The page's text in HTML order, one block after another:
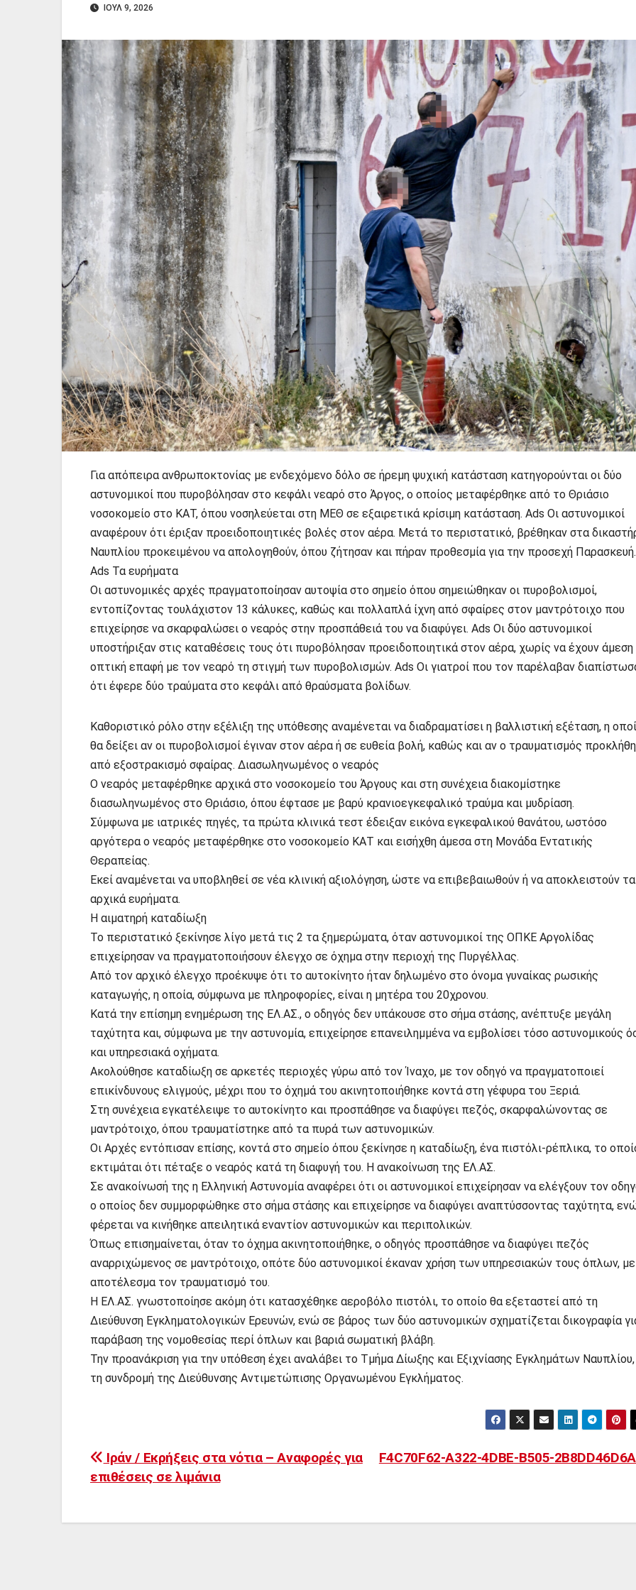
ΙΟΎΛ 9, 2026
Για απόπειρα ανθρωποκτονίας με ενδεχόμενο δόλο σε ήρεμη ψυχική κατάσταση κατηγορούνται οι δύο
αστυνομικοί που πυροβόλησαν στο κεφάλι νεαρό στο Άργος, ο οποίος μεταφέρθηκε από το Θριάσιο
νοσοκομείο στο ΚΑΤ, όπου νοσηλεύεται στη ΜΕΘ σε εξαιρετικά κρίσιμη κατάσταση. Ads Οι αστυνομικοί
αναφέρουν ότι έριξαν προειδοποιητικές βολές στον αέρα. Μετά το περιστατικό, βρέθηκαν στα
Ναυπλίου προκειμένου να απολογηθούν, όπου ζήτησαν και πήραν προθεσμία για την προσεχή Παρασκευή.
Ads Τα ευρήματα
Οι αστυνομικές αρχές πραγματοποίησαν αυτοψία στο σημείο όπου σημειώθηκαν οι πυροβολισμοί,
εντοπίζοντας τουλάχιστον 13 κάλυκες, καθώς και πολλαπλά ίχνη από σφαίρες στον μαντρότοιχο που
επιχείρησε να σκαρφαλώσει ο νεαρός στην προσπάθειά του να διαφύγει. Ads Οι δύο αστυνομικοί
υποστήριξαν στις καταθέσεις τους ότι πυροβόλησαν προειδοποιητικά στον αέρα, χωρίς να έχουν άμεση
οπτική επαφή με τον νεαρό τη στιγμή των πυροβολισμών. Ads Οι γιατροί που τον παρέλαβαν
ότι έφερε δύο τραύματα στο κεφάλι από θραύσματα βολίδων.
Καθοριστικό ρόλο στην εξέλιξη της υπόθεσης αναμένεται να διαδραματίσει η βαλλιστική εξέταση, η
θα δείξει αν οι πυροβολισμοί έγιναν στον αέρα ή σε ευθεία βολή, καθώς και αν ο τραυματισμός
από εξοστρακισμό σφαίρας. Διασωληνωμένος ο νεαρός
Ο νεαρός μεταφέρθηκε αρχικά στο νοσοκομείο του Άργους και στη συνέχεια διακομίστηκε
διασωληνωμένος στο Θριάσιο, όπου έφτασε με βαρύ κρανιοεγκεφαλικό τραύμα και μυδρίαση.
Σύμφωνα με ιατρικές πηγές, τα πρώτα κλινικά τεστ έδειξαν εικόνα εγκεφαλικού θανάτου, ωστόσο
αργότερα ο νεαρός μεταφέρθηκε στο νοσοκομείο ΚΑΤ και εισήχθη άμεσα στη Μονάδα Εντατικής
Θεραπείας.
Εκεί αναμένεται να υποβληθεί σε νέα κλινική αξιολόγηση, ώστε να επιβεβαιωθούν ή να αποκλειστούν τα
αρχικά ευρήματα.
Η αιματηρή καταδίωξη
Το περιστατικό ξεκίνησε λίγο μετά τις 2 τα ξημερώματα, όταν αστυνομικοί της ΟΠΚΕ Αργολίδας
επιχείρησαν να πραγματοποιήσουν έλεγχο σε όχημα στην περιοχή της Πυργέλλας.
Από τον αρχικό έλεγχο προέκυψε ότι το αυτοκίνητο ήταν δηλωμένο στο όνομα γυναίκας ρωσικής
καταγωγής, η οποία, σύμφωνα με πληροφορίες, είναι η μητέρα του 20χρονου.
Κατά την επίσημη ενημέρωση της ΕΛ.ΑΣ., ο οδηγός δεν υπάκουσε στο σήμα στάσης, ανέπτυξε μεγάλη
ταχύτητα και, σύμφωνα με την αστυνομία, επιχείρησε επανειλημμένα να εμβολίσει τόσο αστυνομικούς
και υπηρεσιακά οχήματα.
Ακολούθησε καταδίωξη σε αρκετές περιοχές γύρω από τον Ίναχο, με τον οδηγό να πραγματοποιεί
επικίνδυνους ελιγμούς, μέχρι που το όχημά του ακινητοποιήθηκε κοντά στη γέφυρα του Ξεριά.
Στη συνέχεια εγκατέλειψε το αυτοκίνητο και προσπάθησε να διαφύγει πεζός, σκαρφαλώνοντας σε
μαντρότοιχο, όπου τραυματίστηκε από τα πυρά των αστυνομικών.
Οι Αρχές εντόπισαν επίσης, κοντά στο σημείο όπου ξεκίνησε η καταδίωξη, ένα πιστόλι-ρέπλικα, το
εκτιμάται ότι πέταξε ο νεαρός κατά τη διαφυγή του. Η ανακοίνωση της ΕΛ.ΑΣ.
Σε ανακοίνωσή της η Ελληνική Αστυνομία αναφέρει ότι οι αστυνομικοί επιχείρησαν να ελέγξουν τον
ο οποίος δεν συμμορφώθηκε στο σήμα στάσης και επιχείρησε να διαφύγει αναπτύσσοντας ταχύτητα,
φέρεται να κινήθηκε απειλητικά εναντίον αστυνομικών και περιπολικών.
Όπως επισημαίνεται, όταν το όχημα ακινητοποιήθηκε, ο οδηγός προσπάθησε να διαφύγει πεζός
αναρριχώμενος σε μαντρότοιχο, οπότε δύο αστυνομικοί έκαναν χρήση των υπηρεσιακών τους όπλων, με
αποτέλεσμα τον τραυματισμό του.
Η ΕΛ.ΑΣ. γνωστοποίησε ακόμη ότι κατασχέθηκε αεροβόλο πιστόλι, το οποίο θα εξεταστεί από τη
Διεύθυνση Εγκληματολογικών Ερευνών, ενώ σε βάρος των δύο αστυνομικών σχηματίζεται δικογραφία
παράβαση της νομοθεσίας περί όπλων και βαριά σωματική βλάβη.
Την προανάκριση για την υπόθεση έχει αναλάβει το Τμήμα Δίωξης και Εξιχνίασης Εγκλημάτων
τη συνδρομή της Διεύθυνσης Αντιμετώπισης Οργανωμένου Εγκλήματος.
Πλοήγηση
άρθρων
F4C70F62-A322-4DBE-B505-
Ιράν / Εκρήξεις στα νότια – Αναφορές για
επιθέσεις σε λιμάνια